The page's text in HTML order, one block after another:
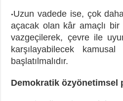
•Uzun vadede ise, çok
açacak olan kâr amaçlı
vazgeçilerek, çevre ile
karşılayabilecek
başlatılmalıdır.
Demokratik özyönetimsel